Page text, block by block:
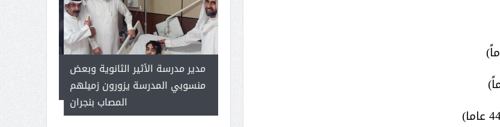
( محمد
مدير مدرسة الأثير الثانوية وبعض
منسوبي المدرسة يزورون زميلهم
المصاب بنجران
الأميرة (نجود بنت هذلول ) .. ميراث
العطاء